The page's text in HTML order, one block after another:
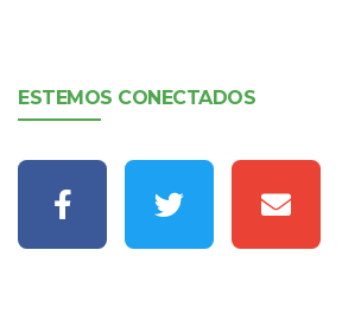
ESTEMOS CONECTADOS